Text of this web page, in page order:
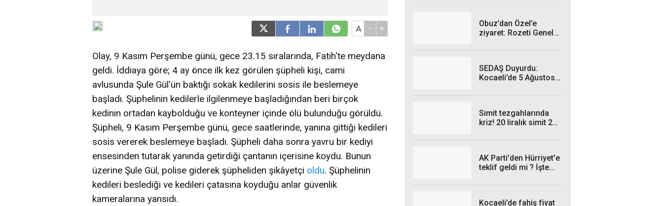
- +
Olay, 9 Kasım Perşembe günü, gece 23.15 sıralarında, Fatih'te meydana
geldi. İddiaya göre; 4 ay önce ilk kez görülen şüpheli kişi, cami
avlusunda Şule Gül'ün baktığı sokak kedilerini sosis ile beslemeye
başladı. Şüphelinin kedilerle ilgilenmeye başladığından beri birçok
kedinin ortadan kaybolduğu ve konteyner içinde ölü bulunduğu görüldü.
Şüpheli, 9 Kasım Perşembe günü, gece saatlerinde, yanına gittiği kedileri
sosis vererek beslemeye başladı. Şüpheli daha sonra yavru bir kediyi
ensesinden tutarak yanında getirdiği çantanın içerisine koydu. Bunun
üzerine Şule Gül, polise giderek şüpheliden şikâyetçi oldu. Şüphelinin
kedileri beslediği ve kedileri çatasına koyduğu anlar güvenlik
kameralarına yansıdı.
Obuz’dan Özel’e
ziyaret: Rozeti Genel
SEDAŞ Duyurdu:
Kocaeli’de 5 Ağustos
Simit tezgahlarında
kriz! 20 liralık simit 25
AK Parti'den Hürriyet'e
teklif geldi mi ? İşte
Kocaeli’de fahiş fiyat